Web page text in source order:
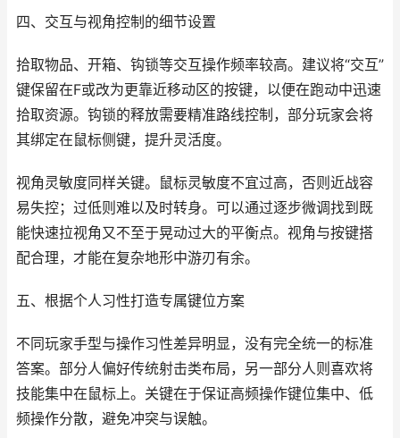
四、交互与视角控制的细节设置
拾取物品、开箱、钩锁等交互操作频率较高。建议将“交互”
键保留在F或改为更靠近移动区的按键，以便在跑动中迅速
拾取资源。钩锁的释放需要精准路线控制，部分玩家会将
其绑定在鼠标侧键，提升灵活度。
视角灵敏度同样关键。鼠标灵敏度不宜过高，否则近战容
易失控；过低则难以及时转身。可以通过逐步微调找到既
能快速拉视角又不至于晃动过大的平衡点。视角与按键搭
配合理，才能在复杂地形中游刃有余。
五、根据个人习性打造专属键位方案
不同玩家手型与操作习性差异明显，没有完全统一的标准
答案。部分人偏好传统射击类布局，另一部分人则喜欢将
技能集中在鼠标上。关键在于保证高频操作键位集中、低
频操作分散，避免冲突与误触。